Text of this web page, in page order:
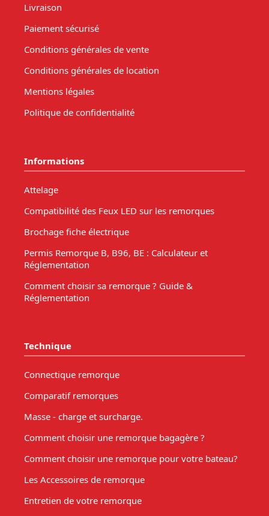
Livraison
Paiement sécurisé
Conditions générales de vente
Conditions générales de location
Mentions légales
Politique de confidentialité
Informations
Attelage
Compatibilité des Feux LED sur les remorques
Brochage fiche électrique
Permis Remorque B, B96, BE : Calculateur et
Réglementation
Comment choisir sa remorque ? Guide &
Réglementation
Technique
Connectique remorque
Comparatif remorques
Masse - charge et surcharge.
Comment choisir une remorque bagagère ?
Comment choisir une remorque pour votre bateau?
Les Accessoires de remorque
Entretien de votre remorque